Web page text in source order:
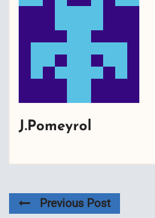
J.Pomeyrol
Previous Post